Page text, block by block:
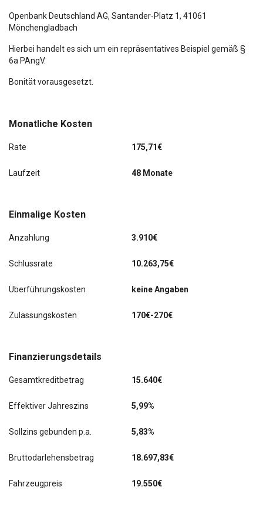
Start/Stop-Anlage
Wegfahrsperre
Zentralverriegelung
Climatronic 2-Zonen
Einparkhilfe vorn und hinten
Gepäckraum-Abtrennung (Netz)
Lendenwirbelstütze vorne
LM-Felgen 6,5x17 (Drakon, Anthrazit)
Monatliche Kosten
Rate 175,71€
Laufzeit 48 Monate
Einmalige Kosten
Anzahlung 3.910€
Schlussrate 10.263,75€
Überführungskosten keine Angaben
Zulassungskosten 170€-270€
Finanzierungsdetails
Gesamtkreditbetrag 15.640€
Effektiver Jahreszins 5,99%
Sollzins gebunden p.a. 5,83%
Bruttodarlehensbetrag 18.697,83€
Fahrzeugpreis 19.550€
Openbank Deutschland AG, Santander-Platz 1, 41061
Mönchengladbach
Hierbei handelt es sich um ein repräsentatives Beispiel gemäß §
6a PAngV.
Bonität vorausgesetzt.